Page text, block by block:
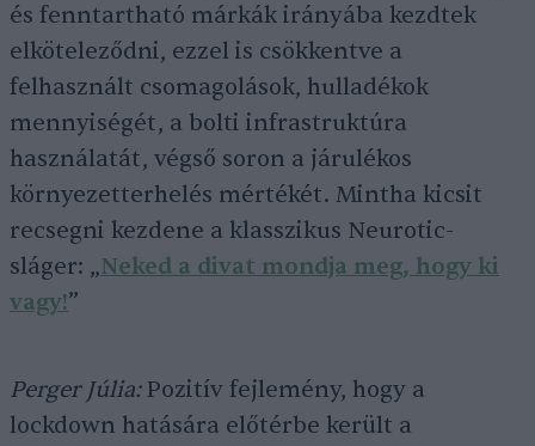
és fenntartható márkák irányába kezdtek
elköteleződni, ezzel is csökkentve a
felhasznált csomagolások, hulladékok
mennyiségét, a bolti infrastruktúra
használatát, végső soron a járulékos
környezetterhelés mértékét. Mintha kicsit
recsegni kezdene a klasszikus Neurotic-
sláger: „Neked a divat mondja meg, hogy ki
vagy!”
Perger Júlia: Pozitív fejlemény, hogy a
lockdown hatására előtérbe került a